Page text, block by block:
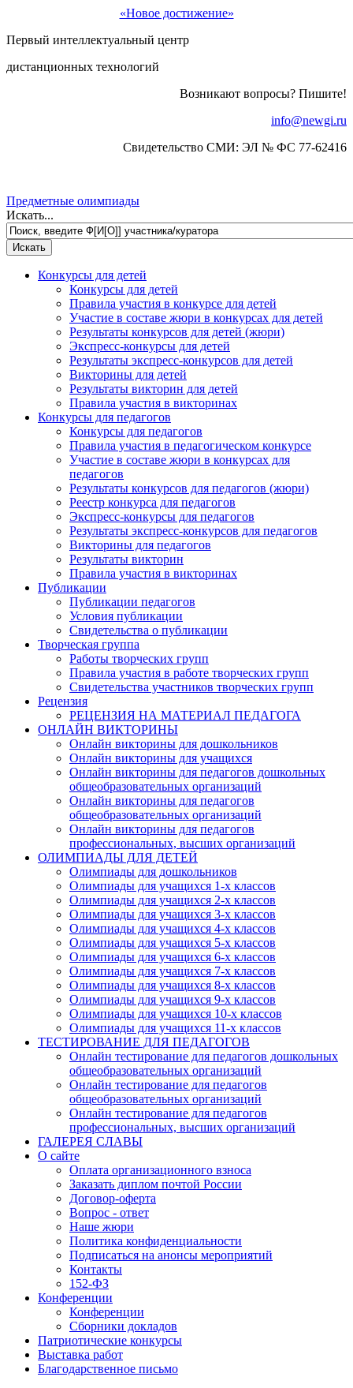
«Новое достижение»
Первый интеллектуальный центр
дистанционных технологий
Возникают вопросы? Пишите!
info@newgi.ru
Свидетельство СМИ: ЭЛ № ФС 77-62416
Предметные олимпиады
Искать...
Конкурсы для детей
Конкурсы для детей
Правила участия в конкурсе для детей
Участие в составе жюри в конкурсах для детей
Результаты конкурсов для детей (жюри)
Экспресс-конкурсы для детей
Результаты экспресс-конкурсов для детей
Викторины для детей
Результаты викторин для детей
Правила участия в викторинах
Конкурсы для педагогов
Конкурсы для педагогов
Правила участия в педагогическом конкурсе
Участие в составе жюри в конкурсах для
педагогов
Результаты конкурсов для педагогов (жюри)
Реестр конкурса для педагогов
Экспресс-конкурсы для педагогов
Результаты экспресс-конкурсов для педагогов
Викторины для педагогов
Результаты викторин
Правила участия в викторинах
Публикации
Публикации педагогов
Условия публикации
Свидетельства о публикации
Творческая группа
Работы творческих групп
Правила участия в работе творческих групп
Свидетельства участников творческих групп
Рецензия
РЕЦЕНЗИЯ НА МАТЕРИАЛ ПЕДАГОГА
ОНЛАЙН ВИКТОРИНЫ
Онлайн викторины для дошкольников
Онлайн викторины для учащихся
Онлайн викторины для педагогов дошкольных
общеобразовательных организаций
Онлайн викторины для педагогов
общеобразовательных организаций
Онлайн викторины для педагогов
профессиональных, высших организаций
ОЛИМПИАДЫ ДЛЯ ДЕТЕЙ
Олимпиады для дошкольников
Олимпиады для учащихся 1-х классов
Олимпиады для учащихся 2-х классов
Олимпиады для учащихся 3-х классов
Олимпиады для учащихся 4-х классов
Олимпиады для учащихся 5-х классов
Олимпиады для учащихся 6-х классов
Олимпиады для учащихся 7-х классов
Олимпиады для учащихся 8-х классов
Олимпиады для учащихся 9-х классов
Олимпиады для учащихся 10-х классов
Олимпиады для учащихся 11-х классов
ТЕСТИРОВАНИЕ ДЛЯ ПЕДАГОГОВ
Онлайн тестирование для педагогов дошкольных
общеобразовательных организаций
Онлайн тестирование для педагогов
общеобразовательных организаций
Онлайн тестирование для педагогов
профессиональных, высших организаций
ГАЛЕРЕЯ СЛАВЫ
О сайте
Оплата организационного взноса
Заказать диплом почтой России
Договор-оферта
Вопрос - ответ
Наше жюри
Политика конфиденциальности
Подписаться на анонсы мероприятий
Контакты
152-ФЗ
Конференции
Конференции
Сборники докладов
Патриотические конкурсы
Выставка работ
Благодарственное письмо